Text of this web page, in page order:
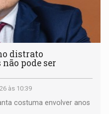
distrato
pode ser
às 10:39
costuma envolver anos